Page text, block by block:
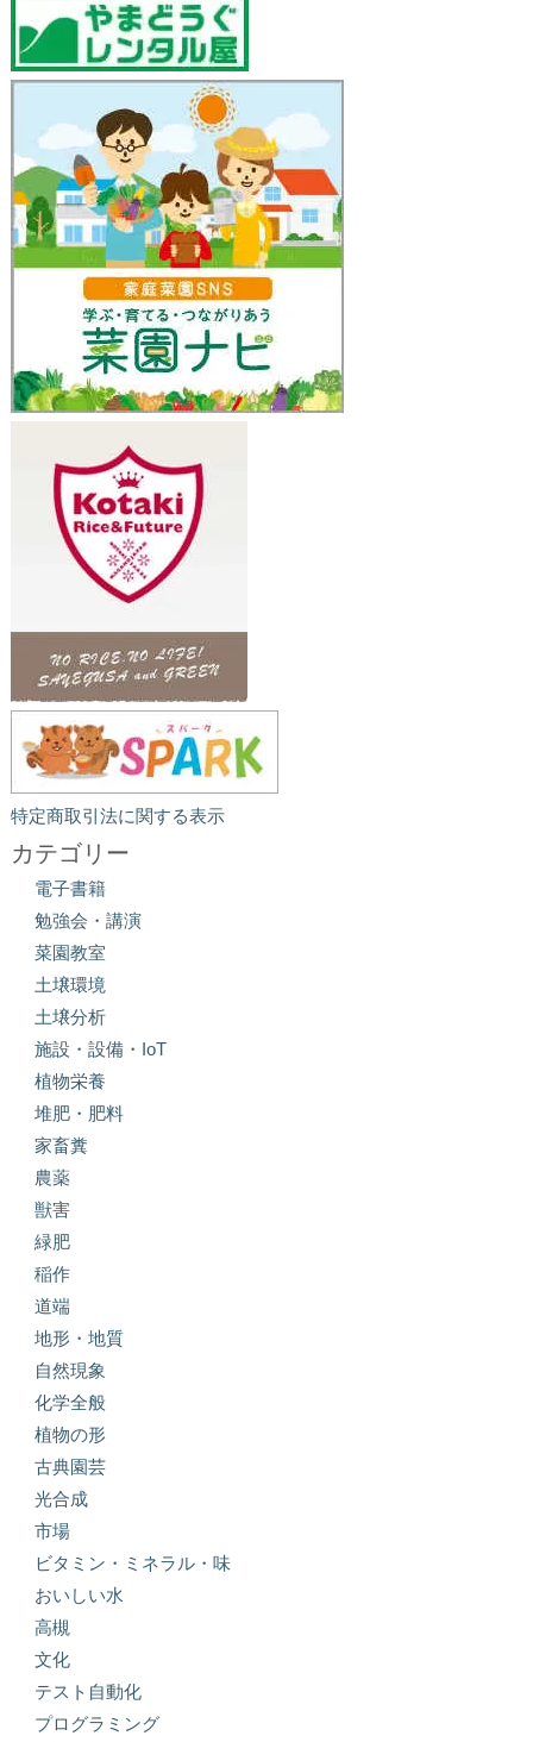
特定商取引法に関する表示
カテゴリー
電子書籍
勉強会・講演
菜園教室
土壌環境
土壌分析
施設・設備・IoT
植物栄養
堆肥・肥料
家畜糞
農薬
獣害
緑肥
稲作
道端
地形・地質
自然現象
化学全般
植物の形
古典園芸
光合成
市場
ビタミン・ミネラル・味
おいしい水
高槻
文化
テスト自動化
プログラミング